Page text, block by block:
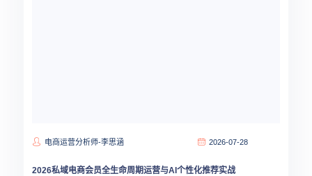
电商运营分析师-李思涵 2026-07-28
2026私域电商会员全生命周期运营与AI个性化推荐实战